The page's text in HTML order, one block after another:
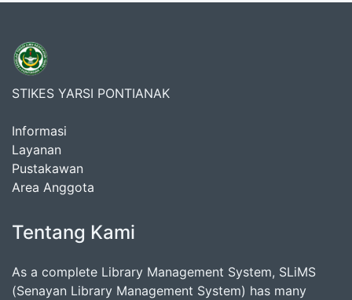
STIKES YARSI PONTIANAK
Informasi
Layanan
Pustakawan
Area Anggota
Tentang Kami
As a complete Library Management System, SLiMS
(Senayan Library Management System) has many